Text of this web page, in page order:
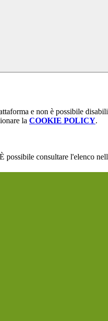
e non è possibile
la COOKIE POLICY.
possibile consultare l'elenco